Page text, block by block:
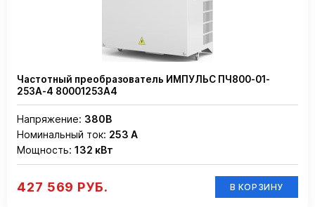
Частотный преобразователь ИМПУЛЬС ПЧ800-01-
253А-4 80001253А4
Напряжение: 380В
Номинальный ток: 253 А
Мощность: 132 кВт
427 569 РУБ. В КОРЗИНУ